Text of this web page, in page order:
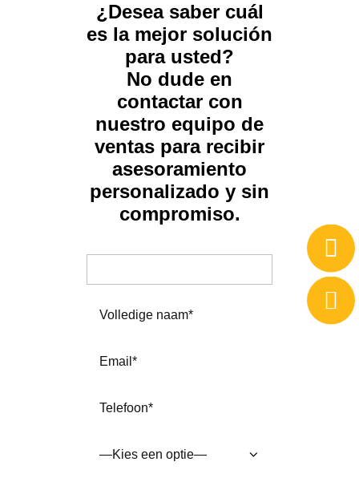
¿Desea saber cuál
es la mejor solución
para usted?
No dude en
contactar con
nuestro equipo de
ventas para recibir
asesoramiento
personalizado y sin
compromiso.